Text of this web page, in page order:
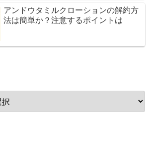
アンドウタミルクローションの解約方
法は簡単か？注意するポイントは